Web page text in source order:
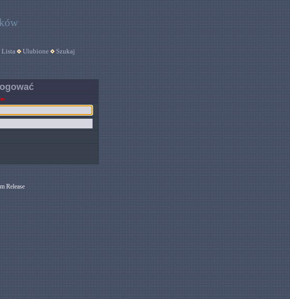
Lista Ulubione Szukaj
Release